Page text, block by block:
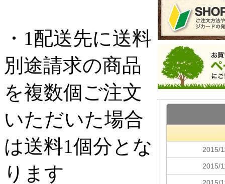
・1配送先に送料
別途請求の商品
を複数個ご注文
いただいた場合
は送料1個分とな
ります